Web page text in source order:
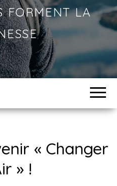
FORMENT LA
« Changer
» !